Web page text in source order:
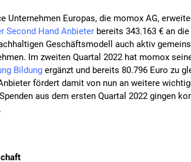
Unternehmen Europas, die momox AG,
Second Hand Anbieter bereits 343.163 € an
Geschäftsmodell auch aktiv
Im zweiten Quartal 2022 hat momox
Bildung ergänzt und bereits 80.796 Euro zu
fördert damit von nun an weitere
aus dem ersten Quartal 2022 gingen